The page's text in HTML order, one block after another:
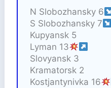
N Slobozhansky 6
S Slobozhansky 7
Kupyansk 5
Lyman 13
Slovyansk 3
Kramatorsk 2
Kostjantynivka 16